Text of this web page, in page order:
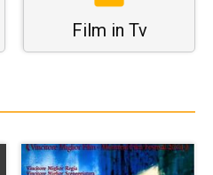
Film in Tv